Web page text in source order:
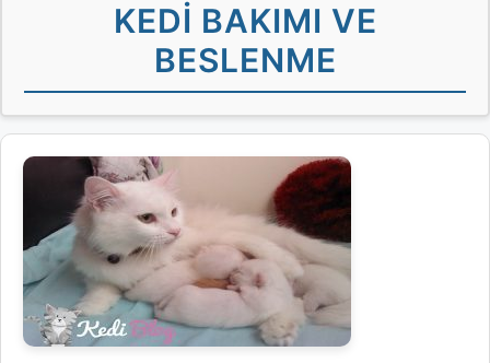
KEDI BAKIMI VE
BESLENME